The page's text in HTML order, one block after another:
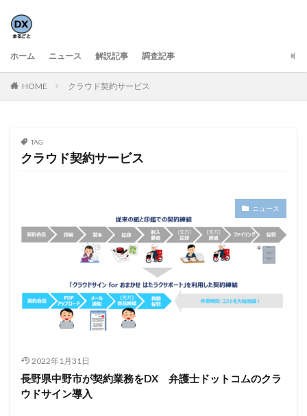
ホーム ニュース 解説記事 調査記事
HOME クラウド契約サービス
TAG
クラウド契約サービス
ニュース
2022年1月31日
長野県中野市が契約業務をDX 弁護士ドットコムのクラ
ウドサイン導入